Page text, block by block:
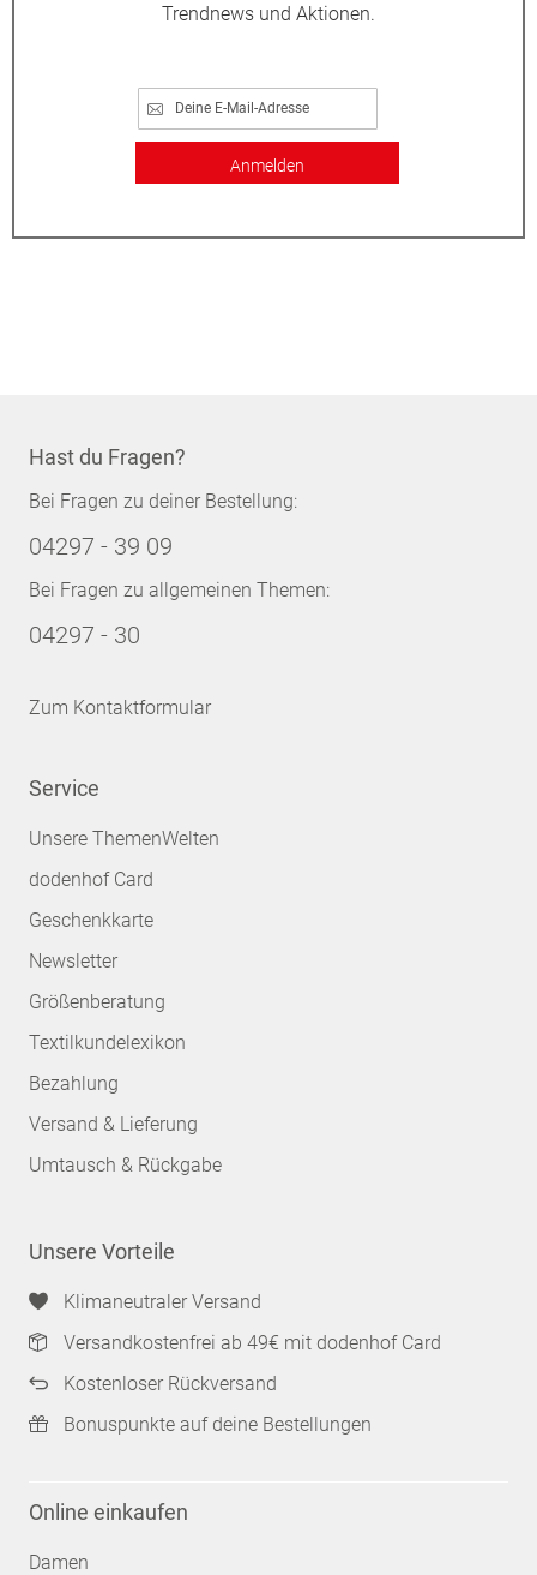
Trendnews und Aktionen.
Anmelden
Hast du Fragen?
Bei Fragen zu deiner Bestellung:
04297 - 39 09
Bei Fragen zu allgemeinen Themen:
04297 - 30
Zum Kontaktformular
Service
Unsere ThemenWelten
dodenhof Card
Geschenkkarte
Newsletter
Größenberatung
Textilkundelexikon
Bezahlung
Versand & Lieferung
Umtausch & Rückgabe
Unsere Vorteile
Klimaneutraler Versand
Versandkostenfrei ab 49€ mit dodenhof Card
Kostenloser Rückversand
Bonuspunkte auf deine Bestellungen
Online einkaufen
Damen